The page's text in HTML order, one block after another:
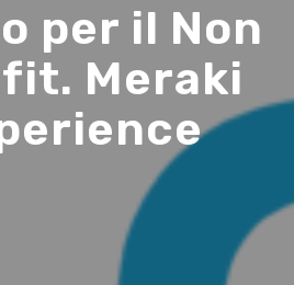
per il Non
Meraki